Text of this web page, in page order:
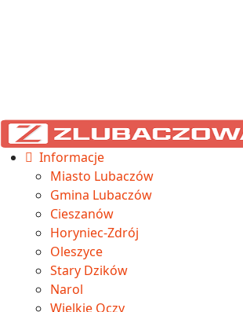
Informacje
Miasto Lubaczów
Gmina Lubaczów
Cieszanów
Horyniec-Zdrój
Oleszyce
Stary Dzików
Narol
Wielkie Oczy